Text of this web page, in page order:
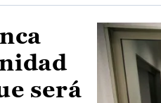
será